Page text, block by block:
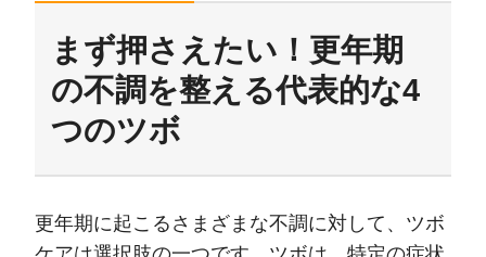
まず押さえたい！更年期
の不調を整える代表的な4
つのツボ
更年期に起こるさまざまな不調に対して、ツボ